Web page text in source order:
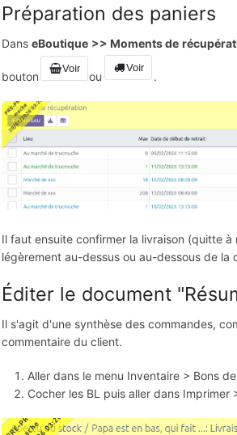
Préparation des paniers
DanseBoutique >> Moments de
bouton ou .
Il faut ensuite confirmer la livraison (quitte
légèrement au-dessus ou au-dessous de la
Éditer le document
Il s'agit d'une synthèse des commandes,
commentaire du client.
Aller dans le menu Inventaire > Bons
Cocher les BL puis aller dans Imprimer